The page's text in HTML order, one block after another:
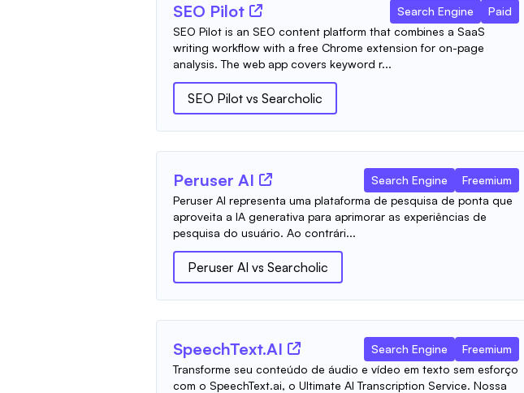
SEO Pilot Search Engine
Paid
SEO Pilot is an SEO content platform that combines a SaaS
writing workflow with a free Chrome extension for on-page
analysis. The web app covers keyword r...
SEO Pilot vs Searcholic
Peruser AI Search Engine
Freemium
Peruser AI representa uma plataforma de pesquisa de ponta que
aproveita a IA generativa para aprimorar as experiências de
pesquisa do usuário. Ao contrári...
Peruser AI vs Searcholic
SpeechText.AI Search Engine
Freemium
Transforme seu conteúdo de áudio e vídeo em texto sem esforço
com o SpeechText.ai, o Ultimate AI Transcription Service. Nossa